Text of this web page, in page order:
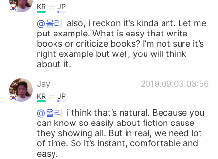
KR JP
@올리 also, i reckon it’s kinda art. Let me
put example. What is easy that write
books or criticize books? I’m not sure it’s
right example but well, you will think
about it.
Jay 2019.09.03 03:56
KR JP
@올리 i think that’s natural. Because you
can know so easily about fiction cause
they showing all. But in real, we need lot
of time. So it’s instant, comfortable and
easy.